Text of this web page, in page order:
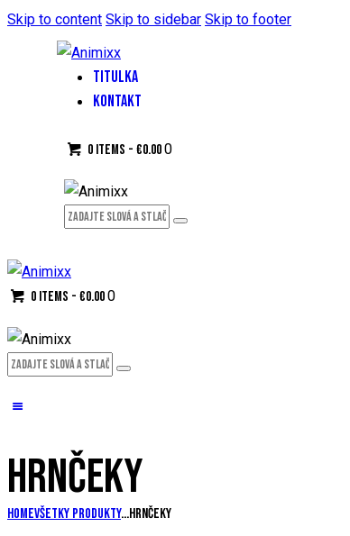
Skip to content Skip to sidebar Skip to footer
TITULKA
KONTAKT
0 items -€0.000
0 items -€0.000
HRNČEKY
HomeVšetky produkty...Hrnčeky